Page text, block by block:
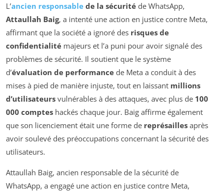
L’ancien responsable de la sécurité de WhatsApp,
Attaullah Baig, a intenté une action en justice contre Meta,
affirmant que la société a ignoré des risques de
confidentialité majeurs et l’a puni pour avoir signalé des
problèmes de sécurité. Il soutient que le système
d’évaluation de performance de Meta a conduit à des
mises à pied de manière injuste, tout en laissant millions
d’utilisateurs vulnérables à des attaques, avec plus de 100
000 comptes hackés chaque jour. Baig affirme également
que son licenciement était une forme de représailles après
avoir soulevé des préoccupations concernant la sécurité des
utilisateurs.
Attaullah Baig, ancien responsable de la sécurité de
WhatsApp, a engagé une action en justice contre Meta,